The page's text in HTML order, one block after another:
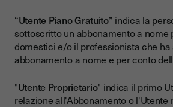
“Utente Piano Gratuito” indica la
sottoscritto un abbonamento a nome
domestici e/o il professionista che
abbonamento a nome e per conto
"Utente Proprietario" indica il primo
relazione all'Abbonamento o l'Utente